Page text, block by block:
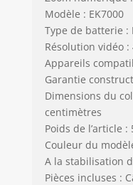
Modèle : EK7000
Type de batterie
Résolution vidéo :
Appareils
Garantie
Dimensions du
centimètres
Poids de l’article :
Couleur du
A la stabilisation
Pièces incluses :